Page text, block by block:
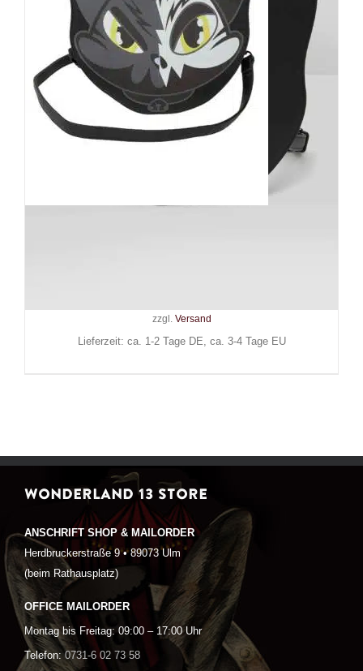
zzgl. Versand
Lieferzeit: ca. 1-2 Tage DE, ca. 3-4 Tage EU
WONDERLAND 13 STORE
ANSCHRIFT SHOP & MAILORDER
Herdbruckerstraße 9 • 89073 Ulm
(beim Rathausplatz)
OFFICE MAILORDER
Montag bis Freitag: 09:00 – 17:00 Uhr
Telefon: 0731-6 02 73 58